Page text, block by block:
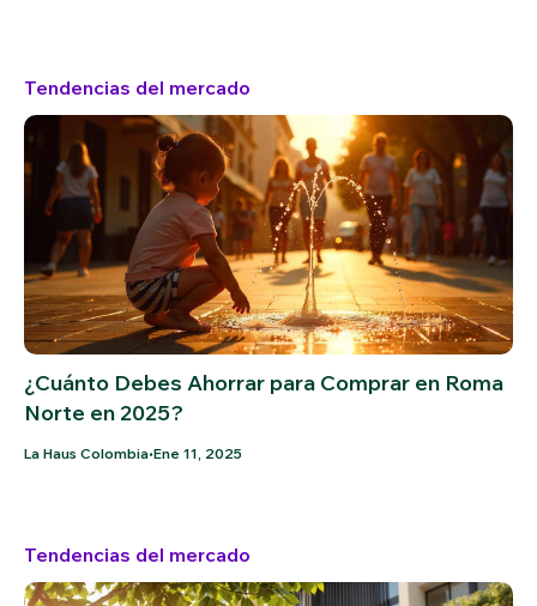
Tendencias del mercado
¿Cuánto Debes Ahorrar para Comprar en Roma
Norte en 2025?
La Haus Colombia•Ene 11, 2025
Tendencias del mercado